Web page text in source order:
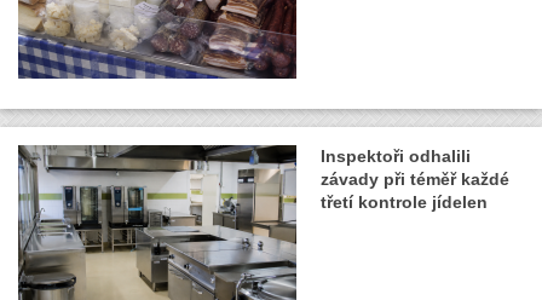
Inspektoři odhalili
závady při téměř každé
třetí kontrole jídelen